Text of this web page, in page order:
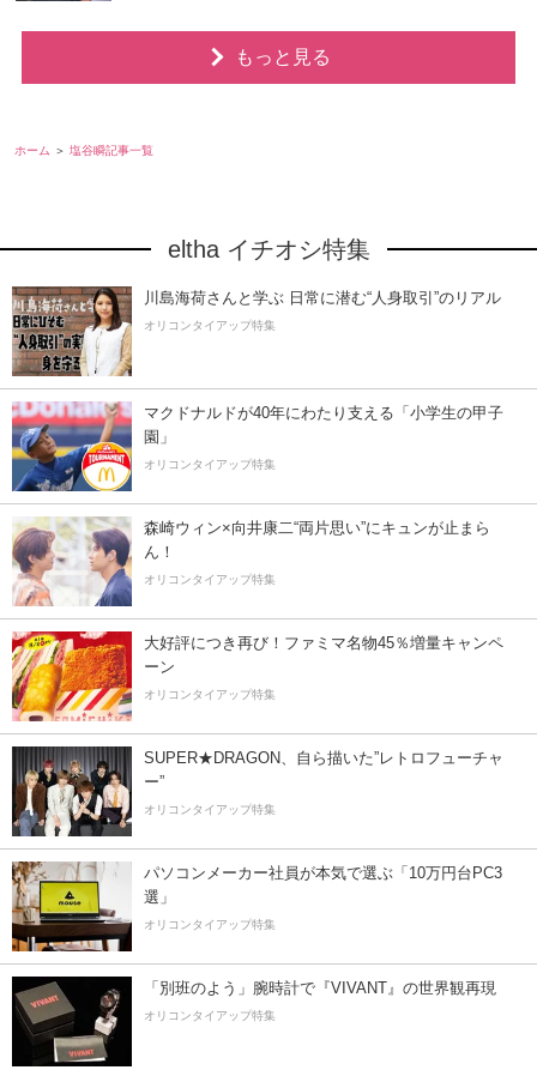
もっと見る
ホーム 塩谷瞬記事一覧
eltha イチオシ特集
川島海荷さんと学ぶ 日常に潜む“人身取引”のリアル
オリコンタイアップ特集
マクドナルドが40年にわたり支える「小学生の甲子
園」
オリコンタイアップ特集
森崎ウィン×向井康二“両片思い”にキュンが止まら
ん！
オリコンタイアップ特集
大好評につき再び！ファミマ名物45％増量キャンペ
ーン
オリコンタイアップ特集
SUPER★DRAGON、自ら描いた”レトロフューチャ
ー”
オリコンタイアップ特集
パソコンメーカー社員が本気で選ぶ「10万円台PC3
選」
オリコンタイアップ特集
「別班のよう」腕時計で『VIVANT』の世界観再現
オリコンタイアップ特集